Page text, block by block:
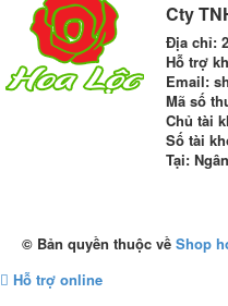
Cty
Địa chỉ:
Hỗ trợ
Email:
Mã số
Chủ tài
Số tài
Tại:
© Bản quyền thuộc về Shop
Hỗ trợ online